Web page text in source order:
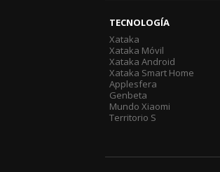
TECNOLOGÍA
Xataka
Xataka Móvil
Xataka Android
Xataka Smart Home
Applesfera
Genbeta
Mundo Xiaomi
Territorio S